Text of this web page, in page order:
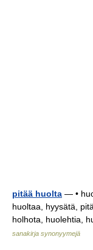
pitää huolta — •
huoltaa, hyysätä,
holhota, huolehtia,
sanakirja synonyymejä